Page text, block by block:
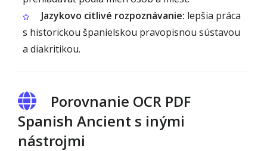
Jazykovo citlivé rozpoznávanie: lepšia práca
s historickou španielskou pravopisnou sústavou
a diakritikou.
Porovnanie OCR PDF
Spanish Ancient s inými
nástrojmi